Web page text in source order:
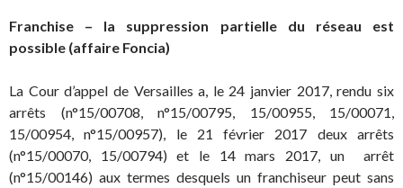
Franchise – la suppression partielle du réseau est
possible (affaire Foncia)
La Cour d’appel de Versailles a, le 24 janvier 2017, rendu six
arrêts (n°15/00708, n°15/00795, 15/00955, 15/00071,
15/00954, n°15/00957), le 21 février 2017 deux arrêts
(n°15/00070, 15/00794) et le 14 mars 2017, un arrêt
(n°15/00146) aux termes desquels un franchiseur peut sans